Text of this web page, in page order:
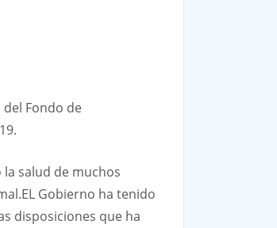
Fondo de
salud de muchos
Gobierno ha tenido
disposiciones que ha